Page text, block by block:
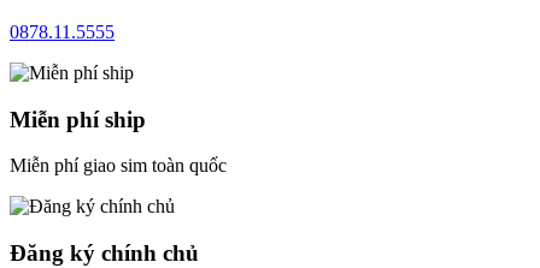
0878.11.5555
Miễn phí ship
Miễn phí giao sim toàn quốc
Đăng ký chính chủ